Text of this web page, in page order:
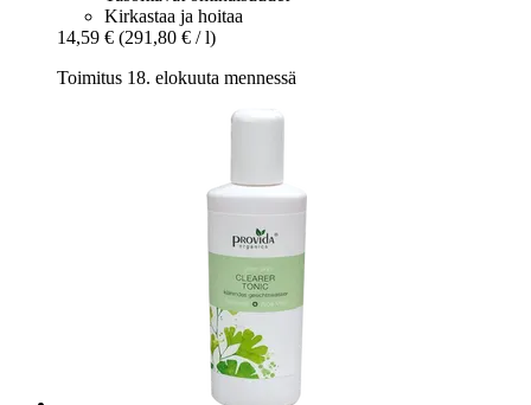
Kirkastaa ja hoitaa
14,59 € (291,80 € / l)
Toimitus 18. elokuuta mennessä